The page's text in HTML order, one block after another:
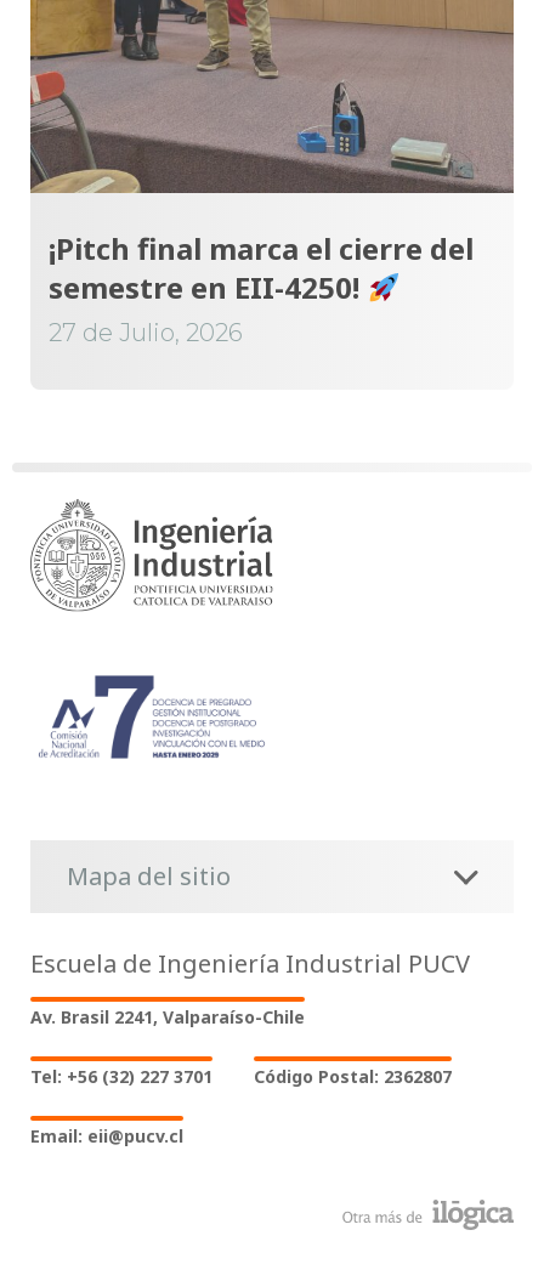
¡Pitch final marca el cierre del
semestre en EII-4250!
27 de Julio, 2026
Mapa del sitio
Escuela de Ingeniería Industrial PUCV
Av. Brasil 2241, Valparaíso-Chile
Tel: +56 (32) 227 3701 Código Postal: 2362807
Email: eii@pucv.cl